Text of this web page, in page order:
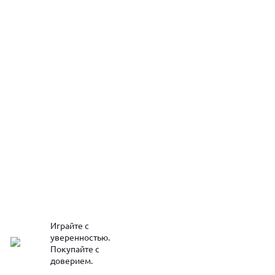
Играйте с
уверенностью.
Покупайте с
доверием.